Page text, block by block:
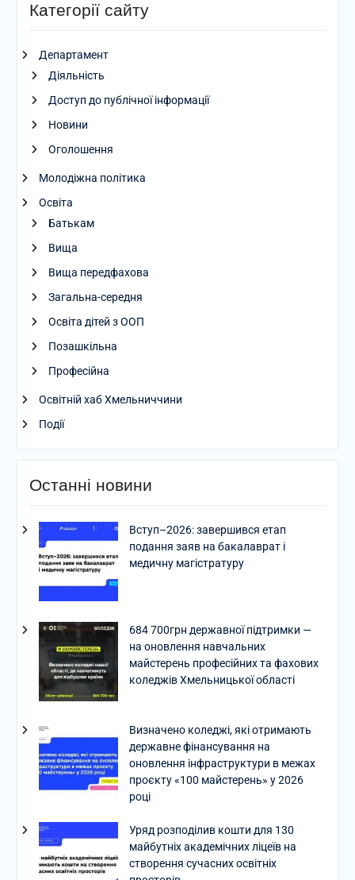
Категорії сайту
Департамент
Діяльність
Доступ до публічної інформації
Новини
Оголошення
Молодіжна політика
Освіта
Батькам
Вища
Вища передфахова
Загальна-середня
Освіта дітей з ООП
Позашкільна
Професійна
Освітній хаб Хмельниччини
Події
Останні новини
Вступ–2026: завершився етап
подання заяв на бакалаврат і
медичну магістратуру
684 700грн державної підтримки —
на оновлення навчальних
майстерень професійних та фахових
коледжів Хмельницької області
Визначено коледжі, які отримають
державне фінансування на
оновлення інфраструктури в межах
проєкту «100 майстерень» у 2026
році
Уряд розподілив кошти для 130
майбутніх академічних ліцеїв на
створення сучасних освітніх